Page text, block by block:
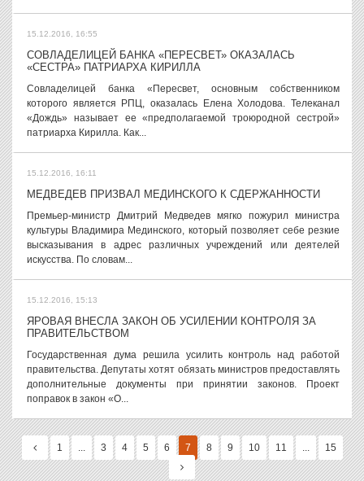
15.12.2016, 16:55
СОВЛАДЕЛИЦЕЙ БАНКА «ПЕРЕСВЕТ» ОКАЗАЛАСЬ
«СЕСТРА» ПАТРИАРХА КИРИЛЛА
Совладелицей банка «Пересвет, основным собственником
которого является РПЦ, оказалась Елена Холодова. Телеканал
«Дождь» называет ее «предполагаемой троюродной сестрой»
патриарха Кирилла. Как...
15.12.2016, 16:11
МЕДВЕДЕВ ПРИЗВАЛ МЕДИНСКОГО К СДЕРЖАННОСТИ
Премьер-министр Дмитрий Медведев мягко пожурил министра
культуры Владимира Мединского, который позволяет себе резкие
высказывания в адрес различных учреждений или деятелей
искусства. По словам...
15.12.2016, 15:13
ЯРОВАЯ ВНЕСЛА ЗАКОН ОБ УСИЛЕНИИ КОНТРОЛЯ ЗА
ПРАВИТЕЛЬСТВОМ
Государственная дума решила усилить контроль над работой
правительства. Депутаты хотят обязать министров предоставлять
дополнительные документы при принятии законов. Проект
поправок в закон «О...
1 ... 3 4 5 6 7 8 9 10 11 ... 15